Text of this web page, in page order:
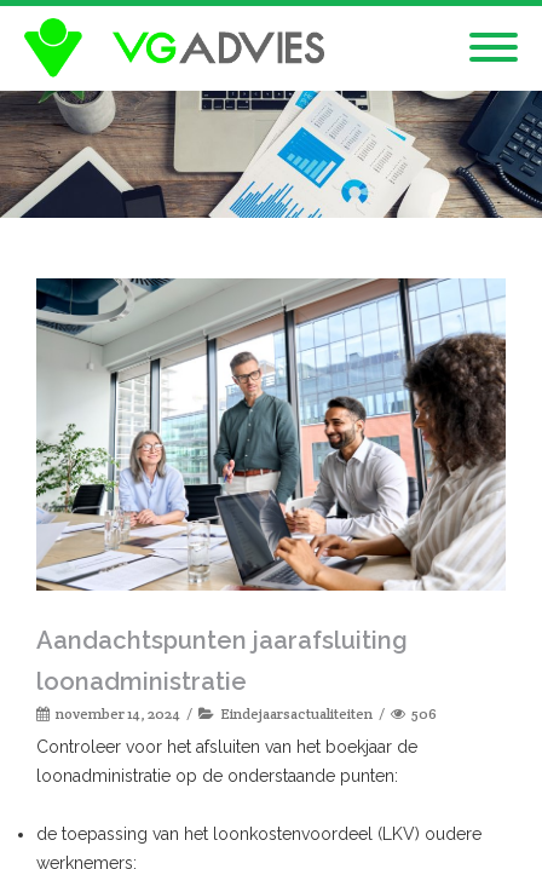
Aandachtspunten jaarafsluiting
loonadministratie
november 14, 2024 Eindejaarsactualiteiten 506
Controleer voor het afsluiten van het boekjaar de
loonadministratie op de onderstaande punten:
de toepassing van het loonkostenvoordeel (LKV) oudere
werknemers;